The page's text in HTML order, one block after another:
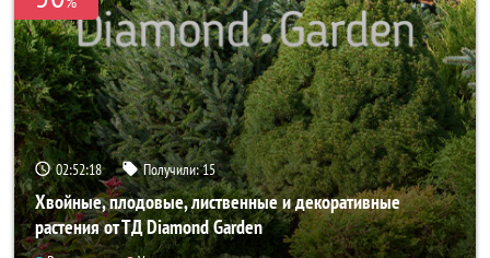
02:52:18 Получили:15
Хвойные, плодовые, лиственные и декоративные
растения от ТД Diamond Garden